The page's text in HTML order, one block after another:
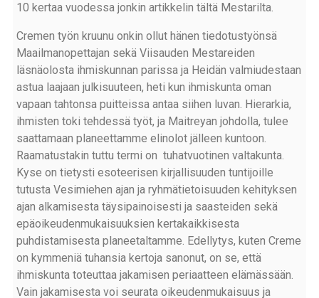
10 kertaa vuodessa jonkin artikkelin tältä Mestarilta.
Cremen työn kruunu onkin ollut hänen tiedotustyönsä
Maailmanopettajan sekä Viisauden Mestareiden
läsnäolosta ihmiskunnan parissa ja Heidän valmiudestaan
astua laajaan julkisuuteen, heti kun ihmiskunta oman
vapaan tahtonsa puitteissa antaa siihen luvan. Hierarkia,
ihmisten toki tehdessä työt, ja Maitreyan johdolla, tulee
saattamaan planeettamme elinolot jälleen kuntoon.
Raamatustakin tuttu termi on tuhatvuotinen valtakunta.
Kyse on tietysti esoteerisen kirjallisuuden tuntijoille
tutusta Vesimiehen ajan ja ryhmätietoisuuden kehityksen
ajan alkamisesta täysipainoisesti ja saasteiden sekä
epäoikeudenmukaisuuksien kertakaikkisesta
puhdistamisesta planeetaltamme. Edellytys, kuten Creme
on kymmeniä tuhansia kertoja sanonut, on se, että
ihmiskunta toteuttaa jakamisen periaatteen elämässään.
Vain jakamisesta voi seurata oikeudenmukaisuus ja